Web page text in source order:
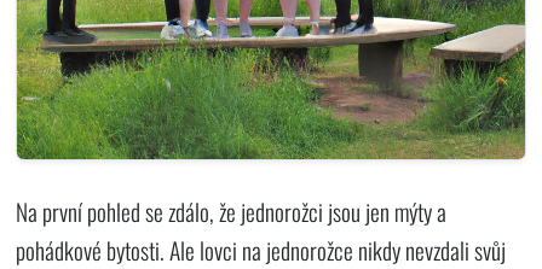
Na první pohled se zdálo, že jednorožci jsou jen mýty a
pohádkové bytosti. Ale lovci na jednorožce nikdy nevzdali svůj